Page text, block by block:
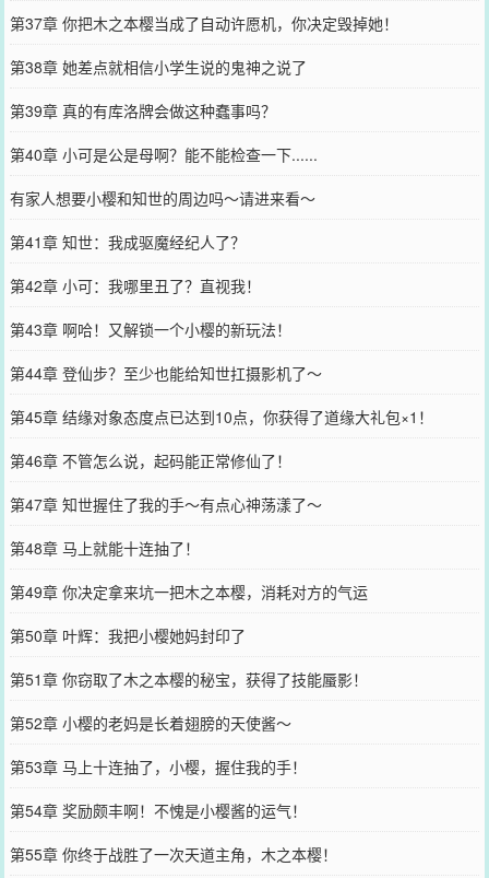
第37章 你把木之本樱当成了自动许愿机，你决定毁掉她！
第38章 她差点就相信小学生说的鬼神之说了
第39章 真的有库洛牌会做这种蠢事吗？
第40章 小可是公是母啊？能不能检查一下......
有家人想要小樱和知世的周边吗～请进来看～
第41章 知世：我成驱魔经纪人了？
第42章 小可：我哪里丑了？直视我！
第43章 啊哈！又解锁一个小樱的新玩法！
第44章 登仙步？至少也能给知世扛摄影机了～
第45章 结缘对象态度点已达到10点，你获得了道缘大礼包×1！
第46章 不管怎么说，起码能正常修仙了！
第47章 知世握住了我的手～有点心神荡漾了～
第48章 马上就能十连抽了！
第49章 你决定拿来坑一把木之本樱，消耗对方的气运
第50章 叶辉：我把小樱她妈封印了
第51章 你窃取了木之本樱的秘宝，获得了技能蜃影！
第52章 小樱的老妈是长着翅膀的天使酱～
第53章 马上十连抽了，小樱，握住我的手！
第54章 奖励颇丰啊！不愧是小樱酱的运气！
第55章 你终于战胜了一次天道主角，木之本樱！